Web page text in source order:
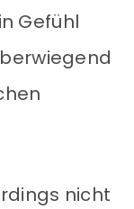
Gefühl
nicht